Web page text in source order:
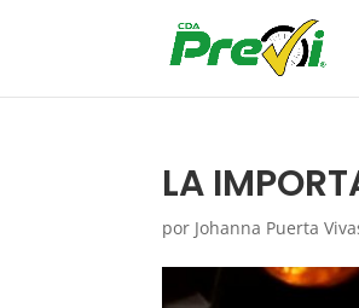
LA
por Johanna Puerta